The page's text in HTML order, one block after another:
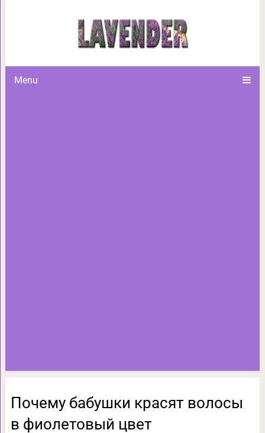
Menu
Почему бабушки красят
Почему бабушки красят волосы
в фиолетовый цвет